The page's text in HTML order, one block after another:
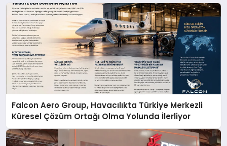
Falcon Aero Group, Havacılıkta Türkiye Merkezli
Küresel Çözüm Ortağı Olma Yolunda İlerliyor